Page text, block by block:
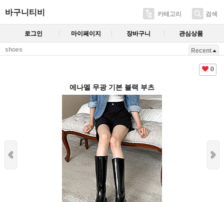
바구니티비 카테고리 검색
로그인 마이페이지 장바구니 관심상품
shoes Recent
0
에나멜 무광 기본 블랙 부츠